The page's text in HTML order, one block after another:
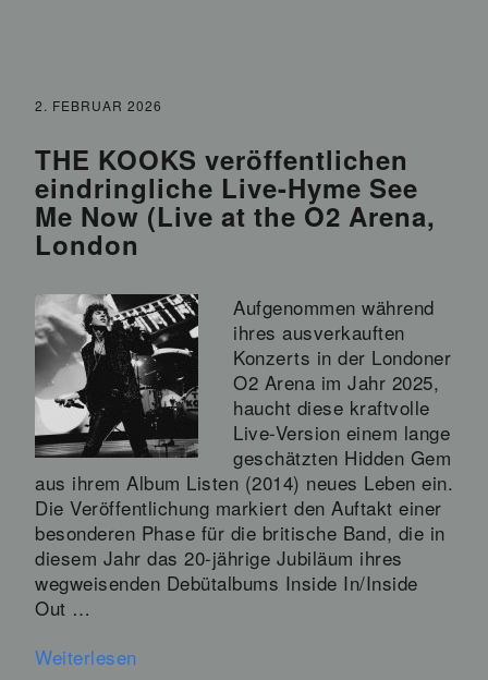
2. FEBRUAR 2026
THE KOOKS veröffentlichen
eindringliche Live-Hyme See
Me Now (Live at the O2 Arena,
London
Aufgenommen während
ihres ausverkauften
Konzerts in der Londoner
O2 Arena im Jahr 2025,
haucht diese kraftvolle
Live-Version einem lange
geschätzten Hidden Gem
aus ihrem Album Listen (2014) neues Leben ein.
Die Veröffentlichung markiert den Auftakt einer
besonderen Phase für die britische Band, die in
diesem Jahr das 20-jährige Jubiläum ihres
wegweisenden Debütalbums Inside In/Inside
Out …
Weiterlesen